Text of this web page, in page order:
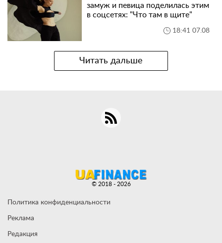
замуж и певица поделилась этим
в соцсетях: "Что там в щите"
18:41 07.08
Читать дальше
Политика конфиденциальности
Реклама
Редакция
© 2018 - 2026